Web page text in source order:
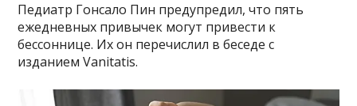
Педиатр Гонсало Пин предупредил, что пять
ежедневных привычек могут привести к
бессоннице. Их он перечислил в беседе с
изданием Vanitatis.